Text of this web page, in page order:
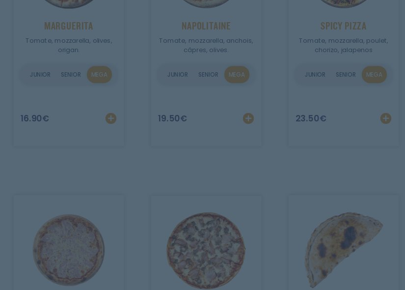
Programme De Fidélité
Notre Restaurant
MARGUERITA
Tomate, mozzarella, olives,
origan.
JUNIOR SENIOR MEGA
16.90€ Ajouter Personnaliser
NAPOLITAINE
Tomate, mozzarella, anchois,
câpres, olives.
JUNIOR SENIOR MEGA
19.50€ Ajouter Personnaliser
SPICY PIZZA
Tomate, mozzarella, poulet,
chorizo, jalapenos
JUNIOR SENIOR MEGA
23.50€